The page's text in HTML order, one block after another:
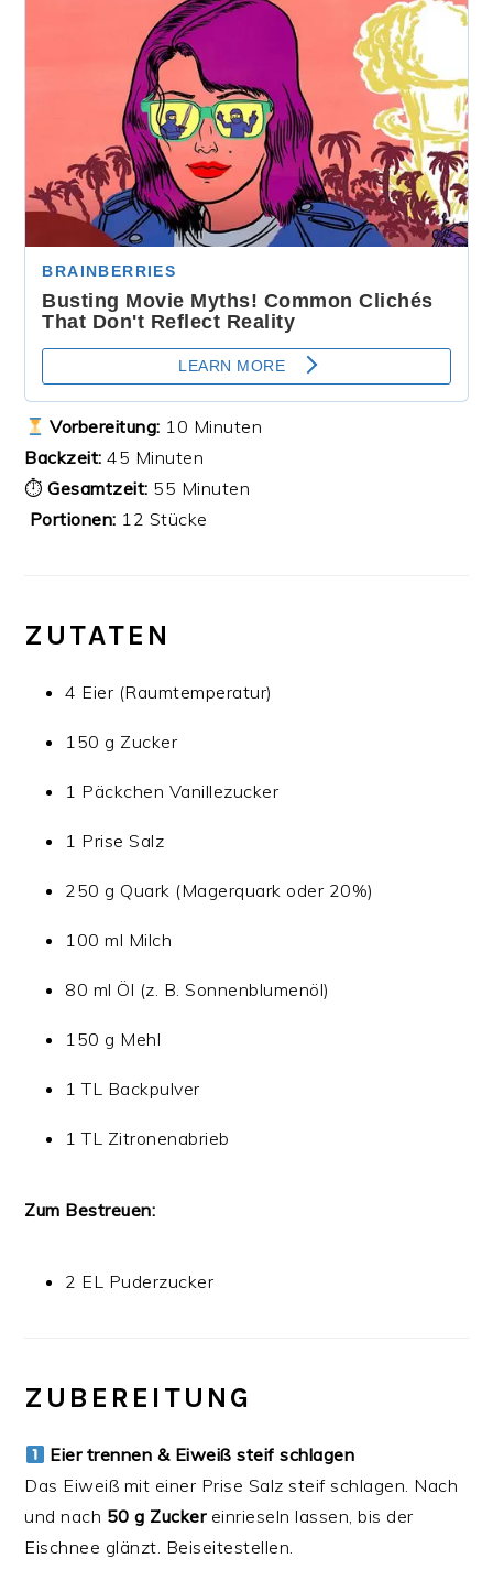
Vorbereitung: 10 Minuten
Backzeit: 45 Minuten
⏱Gesamtzeit: 55 Minuten
Portionen: 12 Stücke
ZUTATEN
4 Eier (Raumtemperatur)
150 g Zucker
1 Päckchen Vanillezucker
1 Prise Salz
250 g Quark (Magerquark oder 20%)
100 ml Milch
80 ml Öl (z. B. Sonnenblumenöl)
150 g Mehl
1 TL Backpulver
1 TL Zitronenabrieb
Zum Bestreuen:
2 EL Puderzucker
ZUBEREITUNG
Eier trennen & Eiweiß steif schlagen
Das Eiweiß mit einer Prise Salz steif schlagen. Nach
und nach 50 g Zuckereinrieseln lassen, bis der
Eischnee glänzt. Beiseitestellen.